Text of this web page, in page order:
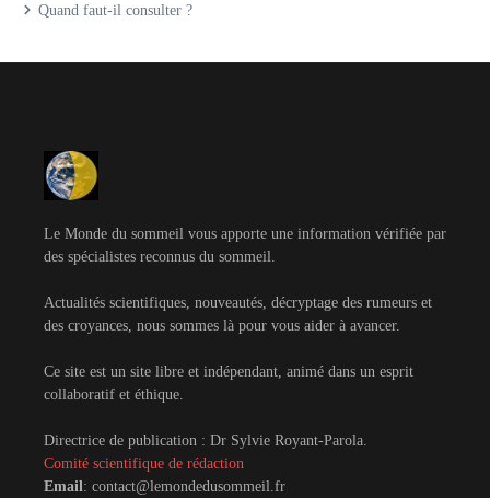
Quand faut-il consulter ?
Le Monde du sommeil vous apporte une information vérifiée par
des spécialistes reconnus du sommeil.
Actualités scientifiques, nouveautés, décryptage des rumeurs et
des croyances, nous sommes là pour vous aider à avancer.
Ce site est un site libre et indépendant, animé dans un esprit
collaboratif et éthique.
Directrice de publication : Dr Sylvie Royant-Parola.
Comité scientifique de rédaction
Email: contact@lemondedusommeil.fr